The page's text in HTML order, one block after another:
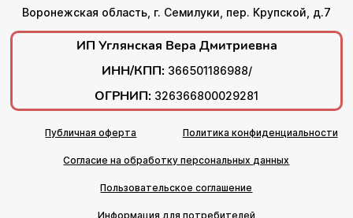
Воронежская область, г. Семилуки, пер. Крупской, д.7
ИП Углянская Вера Дмитриевна
ИНН/КПП: 366501186988/
ОГРНИП: 326366800029281
Публичная оферта Политика конфиденциальности
Согласие на обработку персональных данных
Пользовательское соглашение
Информация для потребителей